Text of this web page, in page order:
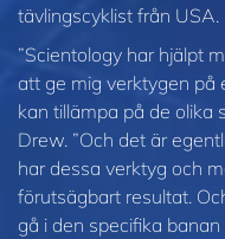
tävlingscyklist från USA.
”Scientology har hjälpt
att ge mig verktygen på
kan tillämpa på de olika
Drew. ”Och det är
har dessa verktyg och
förutsägbart resultat.
gå i den specifika